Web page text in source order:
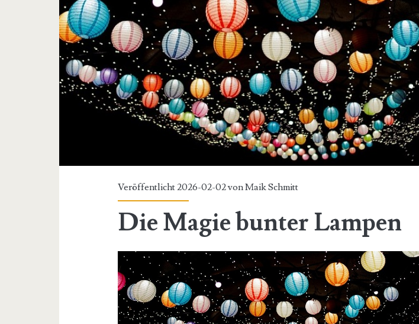
Veröffentlicht 2026-02-02 vonMaik Schmitt
Die Magie bunter Lampen